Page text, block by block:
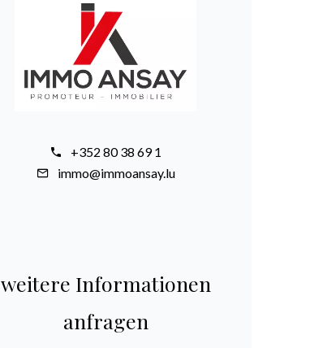
+352 80 38 69 1
immo@immoansay.lu
weitere Informationen
anfragen